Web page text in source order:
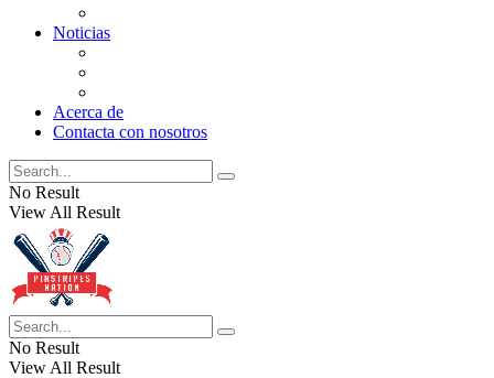
Noticias
Acerca de
Contacta con nosotros
No Result
View All Result
No Result
View All Result